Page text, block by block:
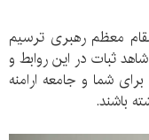
معظم رهبری ترسیم
ثبات در این روابط و
شما و جامعه ارامنه
باشند.